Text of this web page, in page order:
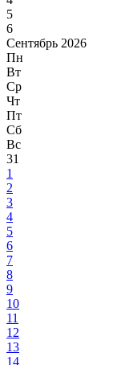
5
6
Сентябрь 2026
Пн
Вт
Ср
Чт
Пт
Сб
Вс
31
1
2
3
4
5
6
7
8
9
10
11
12
13
14